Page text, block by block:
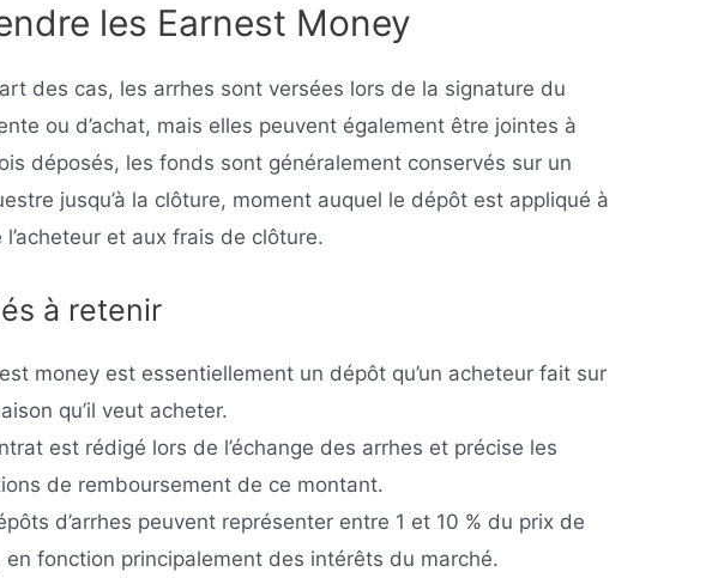
les Earnest Money
des cas, les arrhes sont versées lors de la signature du
ou d’achat, mais elles peuvent également être jointes à
déposés, les fonds sont généralement conservés sur un
jusqu’à la clôture, moment auquel le dépôt est appliqué à
l’acheteur et aux frais de clôture.
à retenir
money est essentiellement un dépôt qu’un acheteur fait sur
qu’il veut acheter.
est rédigé lors de l’échange des arrhes et précise les
de remboursement de ce montant.
d’arrhes peuvent représenter entre 1 et 10 % du prix de
en fonction principalement des intérêts du marché.